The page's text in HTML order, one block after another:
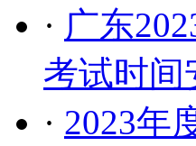
· 广东
考试时间
· 2023年